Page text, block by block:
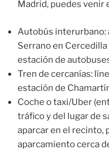
Madrid, puedes venir
Autobús interurbano:
Serrano en
estación de
Tren de cercanías:
estación de
Coche o taxi/Uber
tráfico y del lugar de
aparcar en el recinto,
aparcamiento cerca